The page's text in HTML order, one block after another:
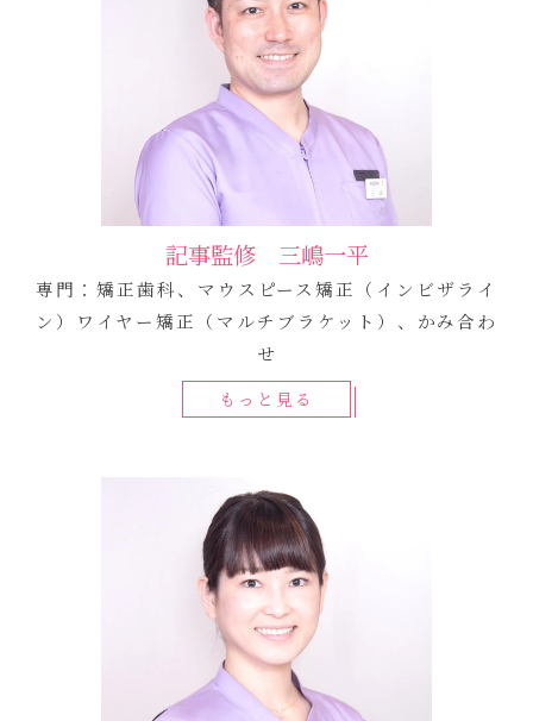
記事監修 三嶋一平
専門：矯正歯科、マウスピース矯正（インビザライ
ン）ワイヤー矯正（マルチブラケット）、かみ合わ
せ
もっと見る